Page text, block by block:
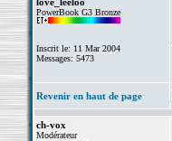
PowerBook G3 Bronze
Inscrit le: 11 Mar 2004
Messages: 5473
Revenir en haut de page
ch-vox
Modérateur